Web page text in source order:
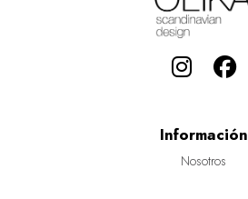
Información
Nosotros